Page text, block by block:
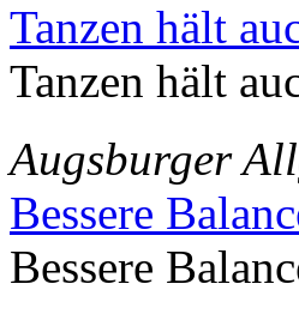
Tanzen hält
Tanzen hält
Augsburger
Bessere
Bessere